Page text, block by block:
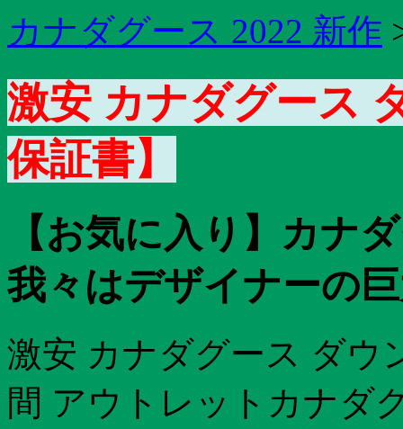
カナダグース 2022 新作
激安 カナダグース
保証書】
【お気に入り】カナ
我々はデザイナーの
激安 カナダグース ダウ
間 アウトレットカナダ